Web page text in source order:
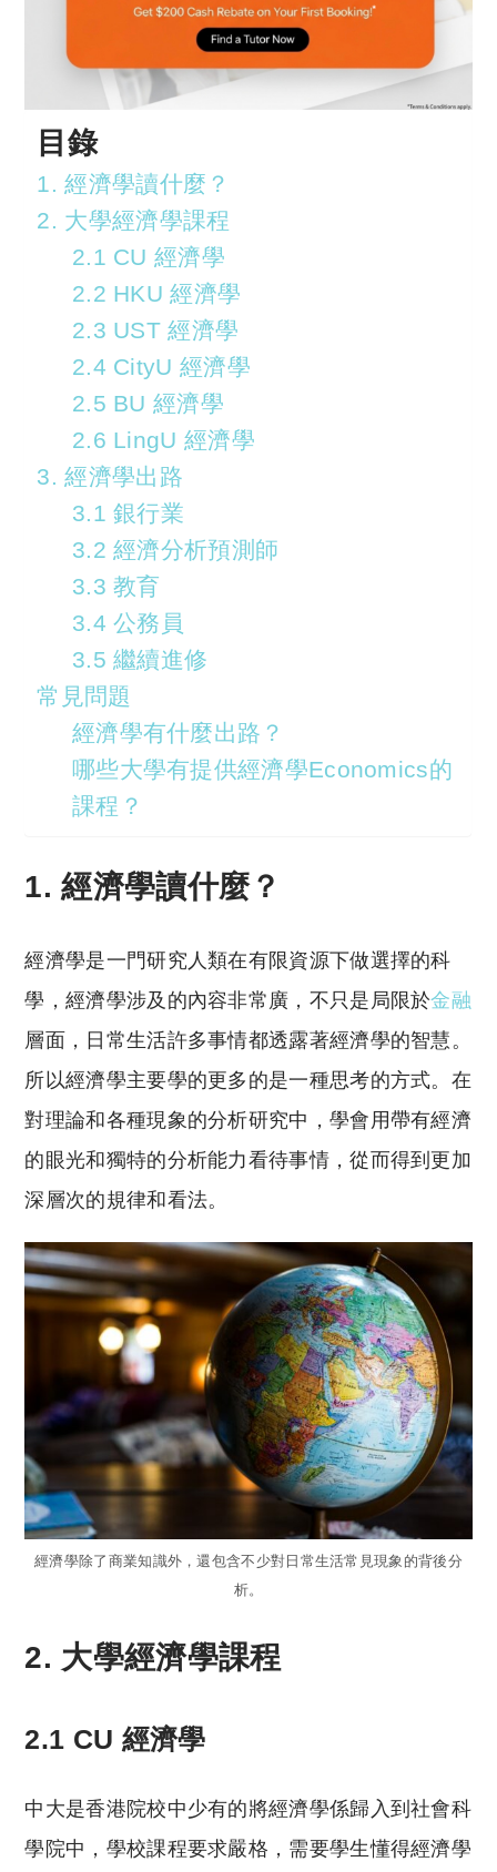
目錄
1. 經濟學讀什麼？
2. 大學經濟學課程
2.1 CU 經濟學
2.2 HKU 經濟學
2.3 UST 經濟學
2.4 CityU 經濟學
2.5 BU 經濟學
2.6 LingU 經濟學
3. 經濟學出路
3.1 銀行業
3.2 經濟分析預測師
3.3 教育
3.4 公務員
3.5 繼續進修
常見問題
經濟學有什麼出路？
哪些大學有提供經濟學Economics的
課程？
1. 經濟學讀什麼？
經濟學是一門研究人類在有限資源下做選擇的科
學，經濟學涉及的內容非常廣，不只是局限於金融
層面，日常生活許多事情都透露著經濟學的智慧。
所以經濟學主要學的更多的是一種思考的方式。在
對理論和各種現象的分析研究中，學會用帶有經濟
的眼光和獨特的分析能力看待事情，從而得到更加
深層次的規律和看法。
經濟學除了商業知識外，還包含不少對日常生活常見現象的背後分
析。
2. 大學經濟學課程
2.1 CU 經濟學
中大是香港院校中少有的將經濟學係歸入到社會科
學院中，學校課程要求嚴格，需要學生懂得經濟學